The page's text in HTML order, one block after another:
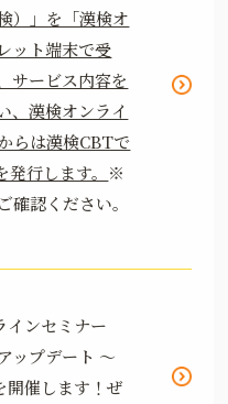
）」を「漢検オ
ット端末で受
サービス内容を
、漢検オンライ
らは漢検CBTで
行します。 ※
確認ください。
インセミナー
ップデート ～
開催します！ぜ